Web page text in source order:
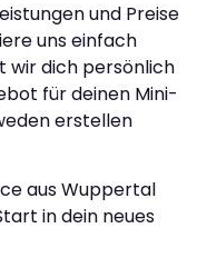
und Preise
uns einfach
wir dich persönlich
für deinen Mini-
erstellen
aus Wuppertal
in dein neues